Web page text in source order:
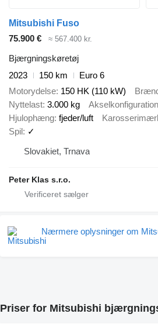
Mitsubishi Fuso
75.900 €
≈ 567.400 kr.
Bjærgningskøretøj
2023
150 km
Euro 6
Motorydelse 150 HK (110 kW)
Nyttelast 3.000 kg Akselkonfiguration
Hjulophæng fjeder/luft
Spil ✓
Slovakiet, Trnava
Peter Klas s.r.o.
Nærmere oplysninger om
Priser for Mitsubishi